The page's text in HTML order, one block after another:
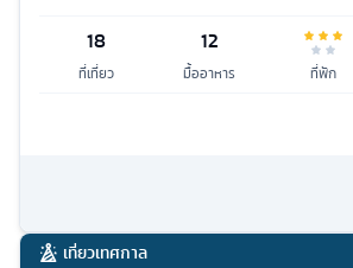
18
ที่เที่ยว
12
มื้ออาหาร ที่พัก
เที่ยวเทศกาล